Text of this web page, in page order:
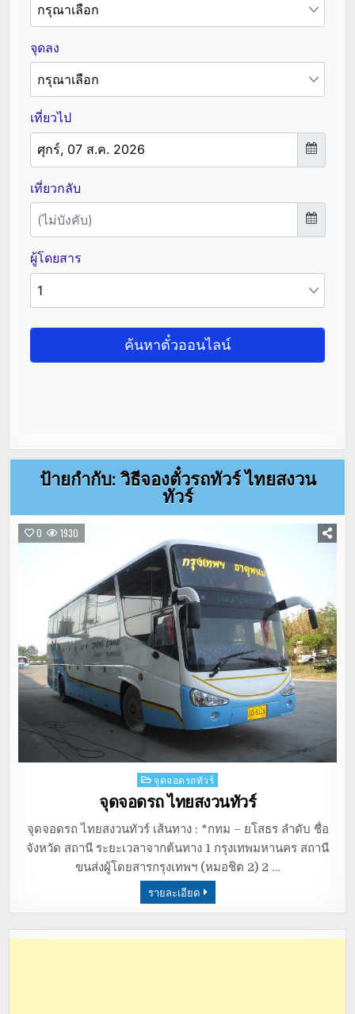
ป้ายกำกับ: วิธีจองตั๋วรถทัวร์ ไทยสงวน
ทัวร์
0 1930
Posted
in
จุดจอดรถทัวร์
จุดจอดรถ ไทยสงวนทัวร์
จุดจอดรถ ไทยสงวนทัวร์ เส้นทาง : *กทม – ยโสธร ลำดับ ชื่อ
จังหวัด สถานี ระยะเวลาจากต้นทาง 1 กรุงเทพมหานคร สถานี
ขนส่งผู้โดยสารกรุงเทพฯ (หมอชิต 2) 2 …
รายละเอียด